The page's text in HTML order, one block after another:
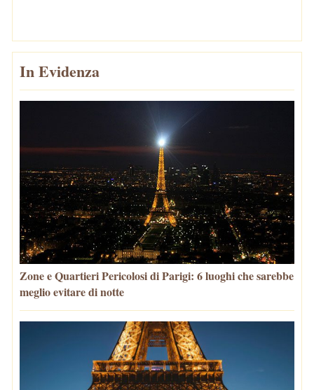
In Evidenza
Zone e Quartieri Pericolosi di Parigi: 6 luoghi che sarebbe
meglio evitare di notte